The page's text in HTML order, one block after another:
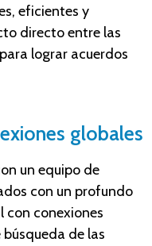
eficientes y
directo entre las
lograr acuerdos
globales
un equipo de
con un profundo
conexiones
de las